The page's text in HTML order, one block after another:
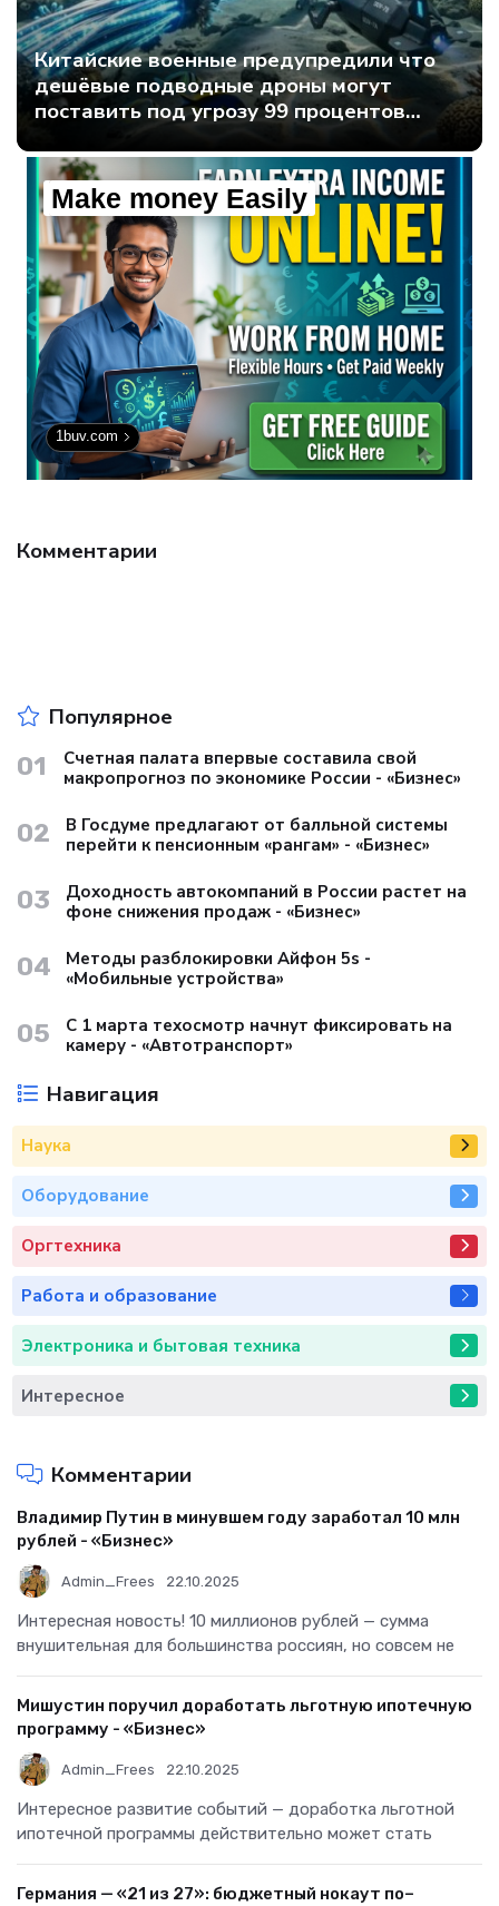
Китайские военные предупредили что
дешёвые подводные дроны могут
поставить под угрозу 99 процентов
мирового интернет-трафика - Интернет
технологии.
Make money Easily
1buv.com
Комментарии
Популярное
01
Счетная палата впервые составила свой
макропрогноз по экономике России - «Бизнес»
02
В Госдуме предлагают от балльной системы
перейти к пенсионным «рангам» - «Бизнес»
03
Доходность автокомпаний в России растет на
фоне снижения продаж - «Бизнес»
04
Методы разблокировки Айфон 5s -
«Мобильные устройства»
05
С 1 марта техосмотр начнут фиксировать на
камеру - «Автотранспорт»
Навигация
Наука
Оборудование
Оргтехника
Работа и образование
Электроника и бытовая техника
Интересное
Комментарии
Владимир Путин в минувшем году заработал 10 млн
рублей - «Бизнес»
Admin_Frees 22.10.2025
Интересная новость! 10 миллионов рублей — сумма
внушительная для большинства россиян, но совсем не
Мишустин поручил доработать льготную ипотечную
программу - «Бизнес»
Admin_Frees 22.10.2025
Интересное развитие событий — доработка льготной
ипотечной программы действительно может стать
Германия — «21 из 27»: бюджетный нокаут по–